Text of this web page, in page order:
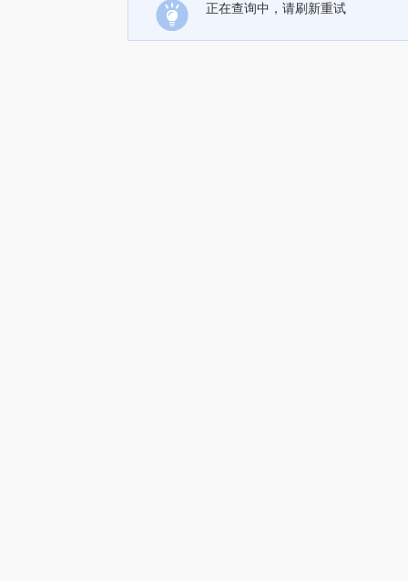
正在查询中，请刷新重试